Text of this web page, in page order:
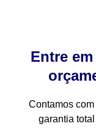
Entre
Contamos
garantia